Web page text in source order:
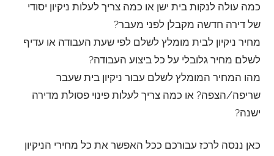
כמה עולה לנקות בית ישן או כמה צריך לעלות ניקיון יסודי
של דירה חדשה מקבלן לפני מעבר?
מחיר ניקיון לבית מומלץ לשלם לפי שעת העבודה או עדיף
לשלם מחיר גלובלי על כל ביצוע העבודה?
מהו המחיר המומלץ לשלם עבור ניקיון בית שעבר
שריפה/הצפה? או כמה צריך לעלות פינוי פסולת מדירה
ישנה?
כאן ננסה לרכז עבורכם ככל האפשר את כל מחירי הניקיון